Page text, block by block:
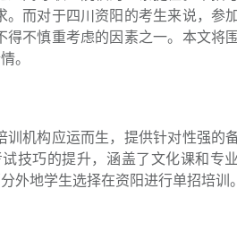
而对于四川资阳的考生来说，参
不慎重考虑的因素之一。本文将
。
机构应运而生，提供针对性强的
技巧的提升，涵盖了文化课和专
外地学生选择在资阳进行单招培训。